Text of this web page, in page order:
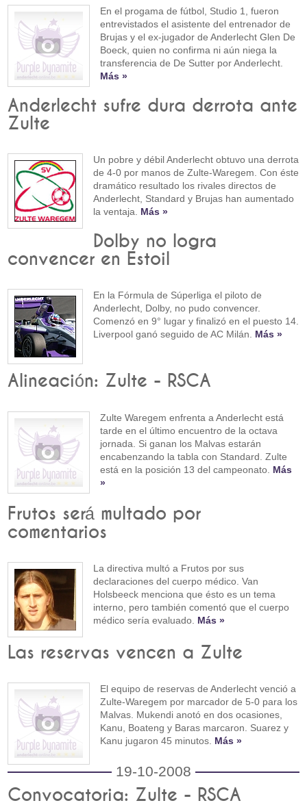
En el progama de fútbol, Studio 1, fueron
entrevistados el asistente del entrenador de
Brujas y el ex-jugador de Anderlecht Glen De
Boeck, quien no confirma ni aún niega la
transferencia de De Sutter por Anderlecht.
Más »
Anderlecht sufre dura derrota ante
Zulte
Un pobre y débil Anderlecht obtuvo una derrota
de 4-0 por manos de Zulte-Waregem. Con éste
dramático resultado los rivales directos de
Anderlecht, Standard y Brujas han aumentado
la ventaja. Más »
Dolby no logra
convencer en Estoil
En la Fórmula de Súperliga el piloto de
Anderlecht, Dolby, no pudo convencer.
Comenzó en 9° lugar y finalizó en el puesto 14.
Liverpool ganó seguido de AC Milán. Más »
Alineación: Zulte - RSCA
Zulte Waregem enfrenta a Anderlecht está
tarde en el último encuentro de la octava
jornada. Si ganan los Malvas estarán
encabenzando la tabla con Standard. Zulte
está en la posición 13 del campeonato. Más
»
Frutos será multado por
comentarios
La directiva multó a Frutos por sus
declaraciones del cuerpo médico. Van
Holsbeeck menciona que ésto es un tema
interno, pero también comentó que el cuerpo
médico sería evaluado. Más »
Las reservas vencen a Zulte
El equipo de reservas de Anderlecht venció a
Zulte-Waregem por marcador de 5-0 para los
Malvas. Mukendi anotó en dos ocasiones,
Kanu, Boateng y Baras marcaron. Suarez y
Kanu jugaron 45 minutos. Más »
19-10-2008
Convocatoria: Zulte - RSCA